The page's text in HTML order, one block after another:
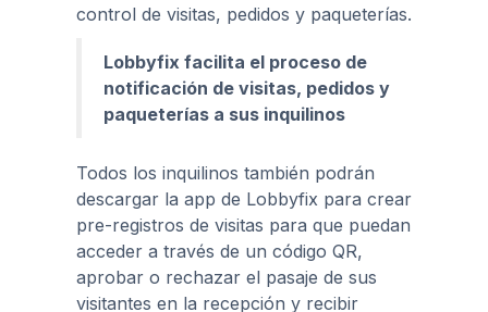
control de visitas, pedidos y paqueterías.
Lobbyfix facilita el proceso de
notificación de visitas, pedidos y
paqueterías a sus inquilinos
Todos los inquilinos también podrán
descargar la app de Lobbyfix para crear
pre-registros de visitas para que puedan
acceder a través de un código QR,
aprobar o rechazar el pasaje de sus
visitantes en la recepción y recibir